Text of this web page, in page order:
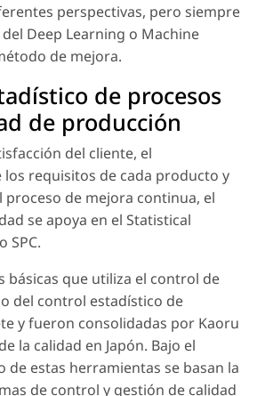
perspectivas, pero siempre
Deep Learning o Machine
de mejora.
de procesos
de producción
del cliente, el
requisitos de cada producto y
de mejora continua, el
se apoya en el Statistical
SPC.
básicas que utiliza el control de
del control estadístico de
y fueron consolidadas por Kaoru
la calidad en Japón. Bajo el
de estas herramientas se basan la
de control y gestión de calidad